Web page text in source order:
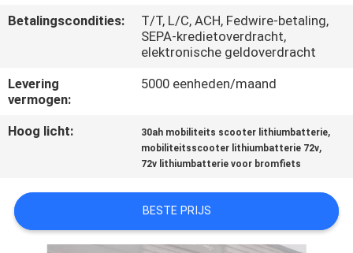
SITEMAP
PRIVACYBELEID
Betalingscondities:
T/T, L/C, ACH, Fedwire-betaling,
SEPA-kredietoverdracht,
elektronische geldoverdracht
Levering
vermogen:
5000 eenheden/maand
Hoog licht: 30ah mobiliteits scooter lithiumbatterie,
mobiliteitsscooter lithiumbatterie 72v,
72v lithiumbatterie voor bromfiets
BESTE PRIJS